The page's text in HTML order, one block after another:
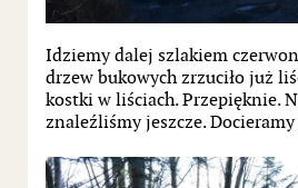
Idziemy dalej szlakiem
drzew bukowych zrzuciło już
kostki w liściach. Przepięknie.
znaleźliśmy jeszcze.